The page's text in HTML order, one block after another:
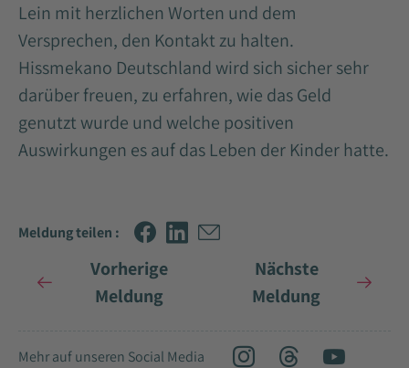
Lein mit herzlichen Worten und dem
Versprechen, den Kontakt zu halten.
Hissmekano Deutschland wird sich sicher sehr
darüber freuen, zu erfahren, wie das Geld
genutzt wurde und welche positiven
Auswirkungen es auf das Leben der Kinder hatte.
Meldung teilen :
Vorherige
Meldung
Nächste
Meldung
Mehr auf unseren Social Media